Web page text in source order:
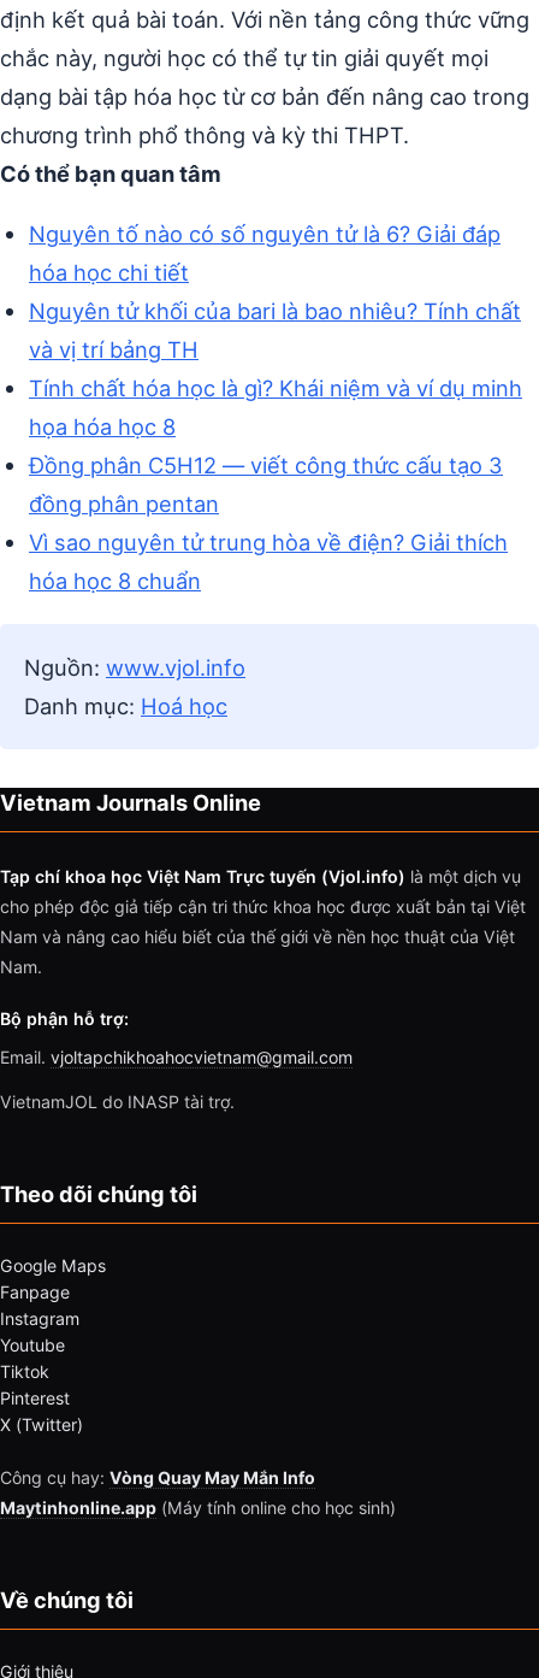
định kết quả bài toán. Với nền tảng công thức vững
chắc này, người học có thể tự tin giải quyết mọi
dạng bài tập hóa học từ cơ bản đến nâng cao trong
chương trình phổ thông và kỳ thi THPT.
Có thể bạn quan tâm
Nguyên tố nào có số nguyên tử là 6? Giải đáp
hóa học chi tiết
Nguyên tử khối của bari là bao nhiêu? Tính chất
và vị trí bảng TH
Tính chất hóa học là gì? Khái niệm và ví dụ minh
họa hóa học 8
Đồng phân C5H12 — viết công thức cấu tạo 3
đồng phân pentan
Vì sao nguyên tử trung hòa về điện? Giải thích
hóa học 8 chuẩn
Nguồn: www.vjol.info
Danh mục: Hoá học
Vietnam Journals Online
Tạp chí khoa học Việt Nam Trực tuyến (Vjol.info) là một dịch vụ
cho phép độc giả tiếp cận tri thức khoa học được xuất bản tại Việt
Nam và nâng cao hiểu biết của thế giới về nền học thuật của Việt
Nam.
Bộ phận hỗ trợ:
Email. vjoltapchikhoahocvietnam@gmail.com
VietnamJOL do INASP tài trợ.
Theo dõi chúng tôi
Google Maps
Fanpage
Instagram
Youtube
Tiktok
Pinterest
X (Twitter)
Công cụ hay: Vòng Quay May Mắn Info
Maytinhonline.app (Máy tính online cho học sinh)
Về chúng tôi
Giới thiệu